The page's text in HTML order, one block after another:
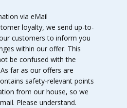
via eMail
loyalty, we send up-to-
customers to inform you
within our offer. This
be confused with the
far as our offers are
safety-relevant points
from our house, so we
Please understand.